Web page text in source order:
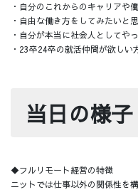
・自分のこれからのキャリアや
・自由な働き方をしてみたいと
・自分が本当に社会人としてや
・23卒24卒の就活仲間が欲しい
当日の様子
◆フルリモート経営の特徴
ニットでは仕事以外の関係性を